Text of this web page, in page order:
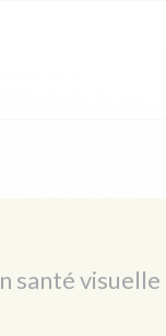
santé visuelle